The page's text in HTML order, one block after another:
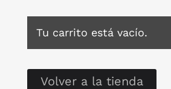
Tu carrito está vacío.
Volver a la tienda